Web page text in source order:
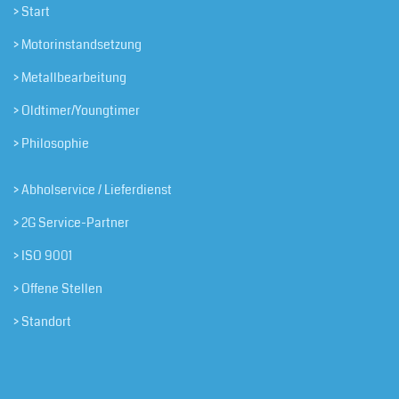
> Start
> Motorinstandsetzung
> Metallbearbeitung
> Oldtimer/Youngtimer
> Philosophie
> Abholservice / Lieferdienst
> 2G Service-Partner
> ISO 9001
> Offene Stellen
> Standort